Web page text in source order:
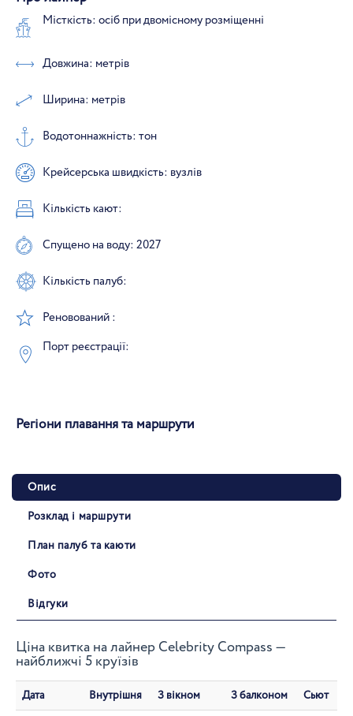
Місткість: осіб при двомісному розміщенні
Довжина: метрів
Ширина: метрів
Водотоннажність: тон
Крейсерська швидкість: вузлів
Кількість кают:
Спущено на воду: 2027
Кількість палуб:
Реновований :
Порт реєстрації:
Регіони плавання та маршрути
Опис
Розклад і маршрути
План палуб та каюти
Фото
Відгуки
Ціна квитка на лайнер Celebrity Compass —
найближчі 5 круїзів
Дата Внутрішня З вікном З балконом
Сьют